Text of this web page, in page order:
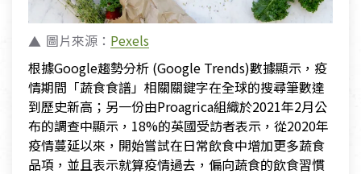
圖片來源： Pexels
根據Google趨勢分析 (Google Trends)數據顯示，疫
情期間「蔬食食譜」相關關鍵字在全球的搜尋筆數達
到歷史新高；另一份由Proagrica組織於2021年2月公
布的調查中顯示，18%的英國受訪者表示，從2020年
疫情蔓延以來，開始嘗試在日常飲食中增加更多蔬食
品項，並且表示就算疫情過去，偏向蔬食的飲食習慣